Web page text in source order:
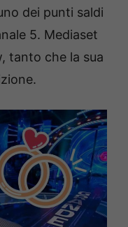
dei punti saldi
5. Mediaset
tanto che la sua